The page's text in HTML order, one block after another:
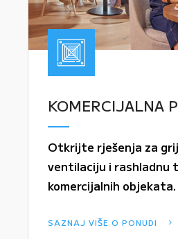
KOMERCIJALNA
Otkrijte rješenja za
ventilaciju i rashladnu
komercijalnih objekata.
SAZNAJ VIŠE O PONUDI